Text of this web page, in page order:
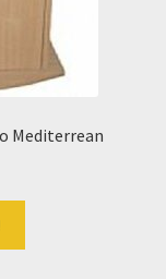
Mediterrean